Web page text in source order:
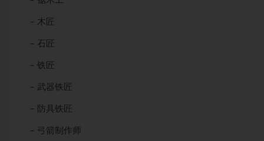
– 木匠
– 石匠
– 铁匠
– 武器铁匠
– 防具铁匠
– 弓箭制作师